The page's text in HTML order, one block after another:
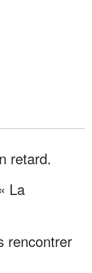
retard.
La
rencontrer